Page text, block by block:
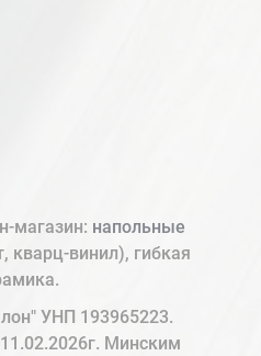
магазин: напольные
кварц-винил), гибкая
УНП 193965223.
Минским